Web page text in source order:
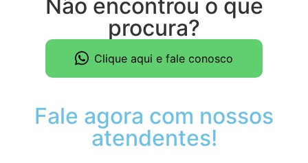
Não encontrou o que
procura?
Clique aqui e fale conosco
Fale agora com nossos
atendentes!